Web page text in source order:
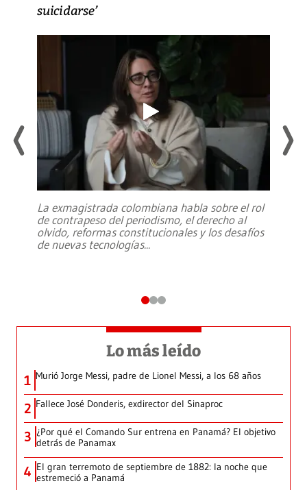
suicidarse’
La exmagistrada colombiana habla sobre el rol
de contrapeso del periodismo, el derecho al
olvido, reformas constitucionales y los desafíos
de nuevas tecnologías...
Lo más leído
1 Murió Jorge Messi, padre de Lionel Messi, a los 68 años
2 Fallece José Donderis, exdirector del Sinaproc
3 ¿Por qué el Comando Sur entrena en Panamá? El objetivo
detrás de Panamax
4 El gran terremoto de septiembre de 1882: la noche que
estremeció a Panamá